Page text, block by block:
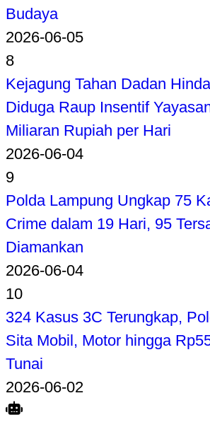
Budaya
2026-06-05
8
Kejagung Tahan Dadan
Diduga Raup Insentif
Miliaran Rupiah per Hari
2026-06-04
9
Polda Lampung Ungkap 75
Crime dalam 19 Hari, 95
Diamankan
2026-06-04
10
324 Kasus 3C Terungkap,
Sita Mobil, Motor hingga
Tunai
2026-06-02